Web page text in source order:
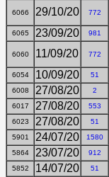
6066 29/10/20 772
6065 23/09/20 981
6060 11/09/20 772
6054 10/09/20 51
6008 27/08/20 2
6017 27/08/20 553
6023 27/08/20 51
5901 24/07/20 1580
5864 23/07/20 912
5852 14/07/20 51